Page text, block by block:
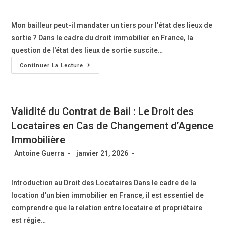
Mon bailleur peut-il mandater un tiers pour l'état des lieux de
sortie ? Dans le cadre du droit immobilier en France, la
question de l'état des lieux de sortie suscite…
Continuer La Lecture
Validité du Contrat de Bail : Le Droit des
Locataires en Cas de Changement d’Agence
Immobilière
Antoine Guerra janvier 21, 2026
Introduction au Droit des Locataires Dans le cadre de la
location d'un bien immobilier en France, il est essentiel de
comprendre que la relation entre locataire et propriétaire
est régie…